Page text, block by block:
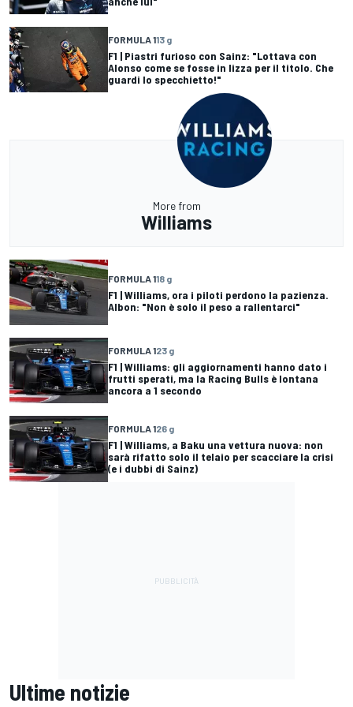
FORMULA 113 g
F1 | Piastri furioso con Sainz: "Lottava con
Alonso come se fosse in lizza per il titolo. Che
guardi lo specchietto!"
More from
Williams
FORMULA 118 g
F1 | Williams, ora i piloti perdono la pazienza.
Albon: "Non è solo il peso a rallentarci"
FORMULA 123 g
F1 | Williams: gli aggiornamenti hanno dato i
frutti sperati, ma la Racing Bulls è lontana
ancora a 1 secondo
FORMULA 126 g
F1 | Williams, a Baku una vettura nuova: non
sarà rifatto solo il telaio per scacciare la crisi
(e i dubbi di Sainz)
Ultime notizie